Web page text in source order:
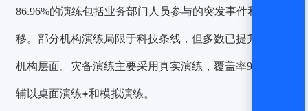
86.96%的演练包括业务部门人员参与的突发事件和人员转
移。部分机构演练局限于科技条线，但多数已提升至整个
机构层面。灾备演练主要采用真实演练，覆盖率95.65%，
辅以桌面演练 和模拟演练。